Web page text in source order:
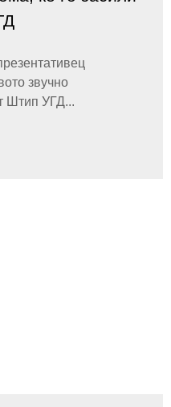
звучно
Штип УГД...